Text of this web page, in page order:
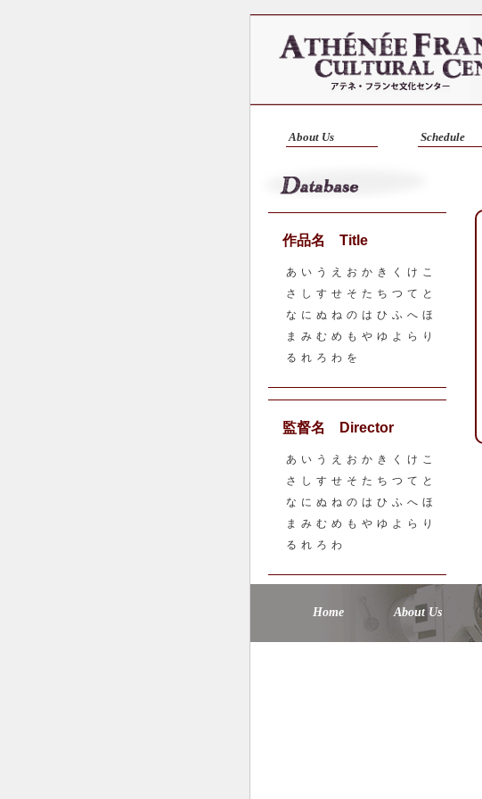
About Us Schedule
作品名 Title
あ い う え お か き く け
こ
さ
し す せ そ た ち つ て と
な に ぬ ね の は ひ ふ へ ほ
ま み む め も や ゆ よ ら
り
る れ ろ わ を
監督名 Director
あ い う え お か き く け
こ
さ
し す せ そ た ち つ て と
な に ぬ ね の は ひ ふ へ ほ
ま み む め も や ゆ よ ら
り
る れ ろ わ
Home About Us